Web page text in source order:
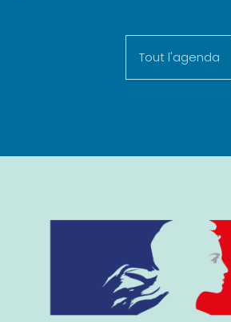
Tout l'agenda